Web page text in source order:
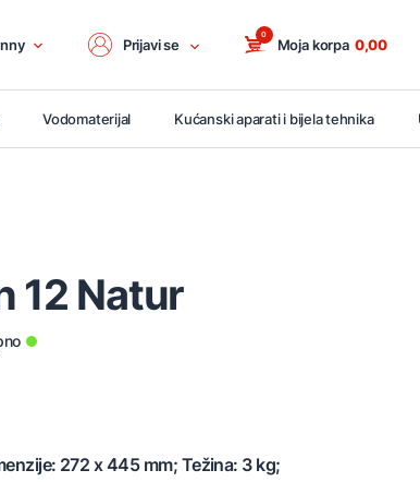
Prijavi se Moja korpa
0
0,00
Vodomaterijal Kućanski aparati i bijela tehnika
12 Natur
272 x 445 mm; Težina: 3 kg;